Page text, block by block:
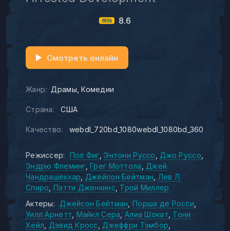
8.6
Жанр: Драмы Комедии
Страна: США
Качество: webdl_720bd_1080webdl_1080bd_360
Смотреть онлайн
Режиссер: Пол Фиг Энтони Руссо
Джо Руссо
Эндрю Флеминг Грег Моттола
Джей
Чандрашекхар
Джейсон Бейтман
Лев Л.
Спиро Пэтти Дженкинс Трой Миллер
Актеры:
Джейсон Бейтман Порша де Росси
Уилл Арнетт Майкл Сера Алиа Шокат Тони
Хейл
Дэвид Кросс
Джеффри Тэмбор